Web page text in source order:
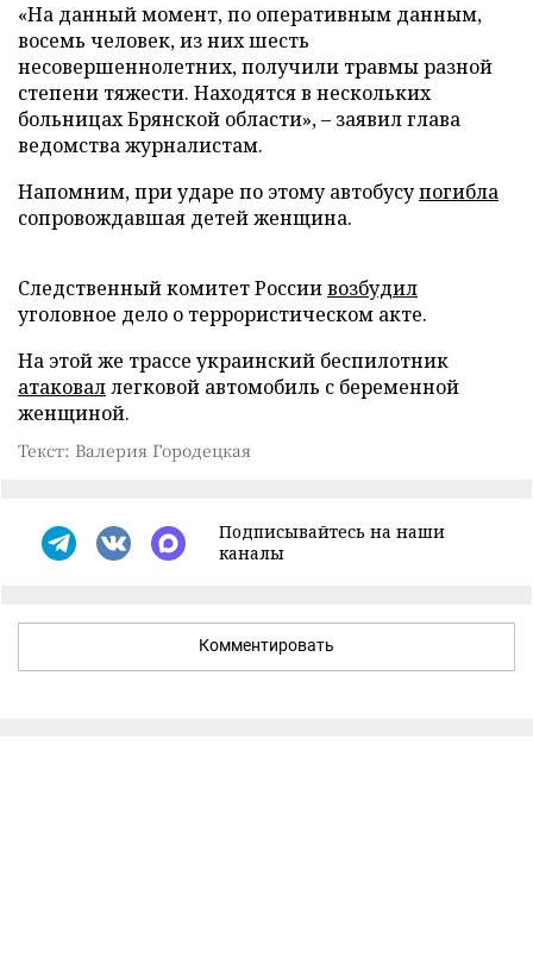
«На данный момент, по оперативным данным,
восемь человек, из них шесть
несовершеннолетних, получили травмы разной
степени тяжести. Находятся в нескольких
больницах Брянской области», – заявил глава
ведомства журналистам.
Напомним, при ударе по этому автобусупогибла
сопровождавшая детей женщина.
Следственный комитет Россиивозбудил
уголовное дело о террористическом акте.
На этой же трассе украинский беспилотник
атаковаллегковой автомобиль с беременной
женщиной.
Текст: Валерия Городецкая
Подписывайтесь на наши
каналы
Комментировать